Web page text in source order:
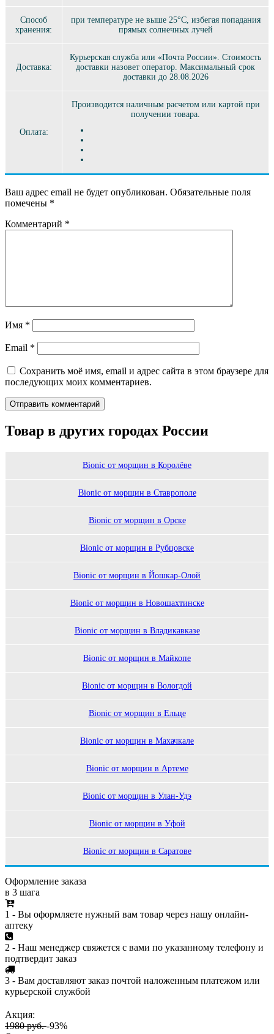
Способ
хранения:
при температуре не выше 25°C, избегая попадания
прямых солнечных лучей
Доставка:
Курьерская служба или «Почта России». Стоимость
доставки назовет оператор. Максимальный срок
доставки до 28.08.2026
Оплата:
Производится наличным расчетом или картой при
получении товара.
Ваш адрес email не будет опубликован. Обязательные поля
помечены *
Комментарий *
Имя *
Email *
Сохранить моё имя, email и адрес сайта в этом браузере для
последующих моих комментариев.
Товар в других городах России
Bionic от морщин в Королёве
Bionic от морщин в Ставрополе
Bionic от морщин в Орске
Bionic от морщин в Рубцовске
Bionic от морщин в Йошкар-Олой
Bionic от морщин в Новошахтинске
Bionic от морщин в Владикавказе
Bionic от морщин в Майкопе
Bionic от морщин в Вологдой
Bionic от морщин в Ельце
Bionic от морщин в Махачкале
Bionic от морщин в Артеме
Bionic от морщин в Улан-Удэ
Bionic от морщин в Уфой
Bionic от морщин в Саратове
Оформление заказа
в 3 шага
1 - Вы оформляете нужный вам товар через нашу онлайн-
аптеку
2 - Наш менеджер свяжется с вами по указанному телефону и
подтвердит заказ
3 - Вам доставляют заказ почтой наложенным платежом или
курьерской службой
Акция:
1980 руб.-93%